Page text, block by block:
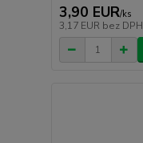
3,90 EUR/ks
3,17 EUR bez DPH